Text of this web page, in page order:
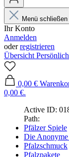
Menü schließen
Ihr Konto
Anmelden
oderregistrieren
Übersicht
0,00 €
0,00 €.
Active ID:
Path:
Pfälzer Spiele
Die
Pfalzschmuck
Pfalzpakete